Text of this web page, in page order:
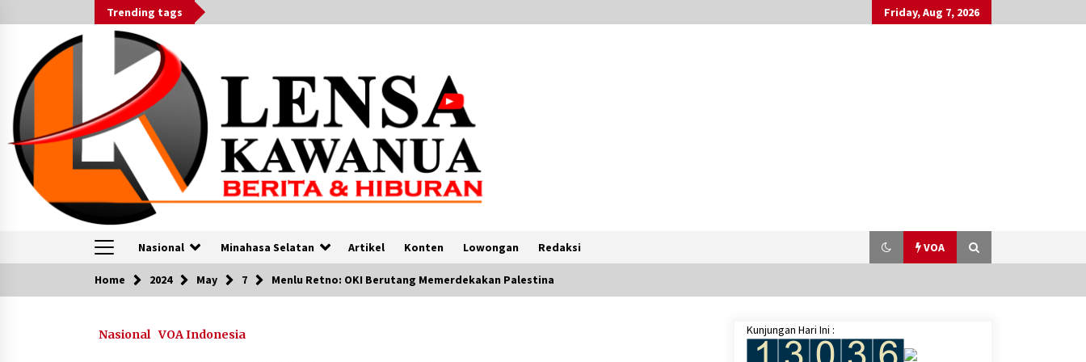
to
Trending tags Friday, Aug 7, 2026
Nasional Minahasa Selatan Artikel Konten Lowongan Redaksi VOA
VOA
Pakar: Untuk Jamin Kebebasan
Menlu RI Serukan Israel untuk
Hentikan Pendudukan Ilegal
Home 2024 May 7 Menlu Retno: OKI Berutang Memerdekakan Palestina
Nasional VOA Indonesia Kunjungan Hari Ini :